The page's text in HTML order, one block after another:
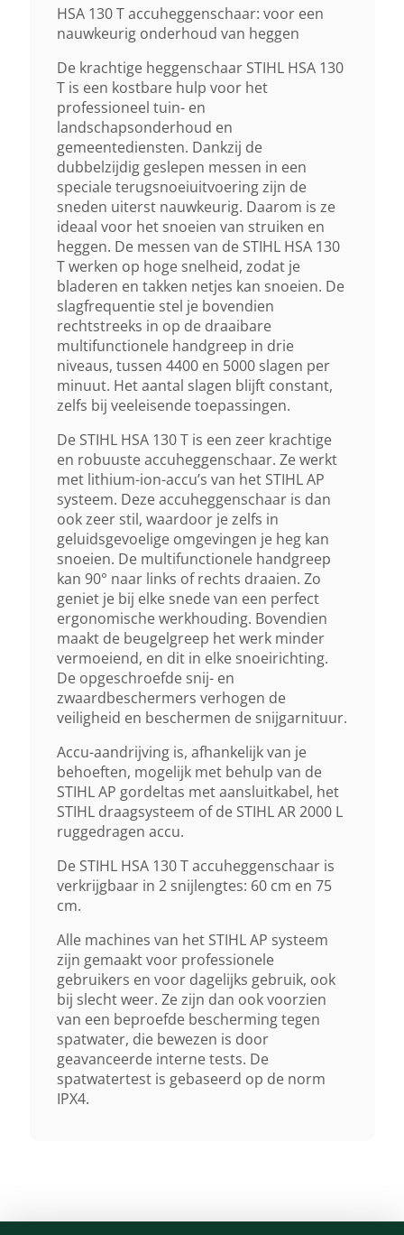
HSA 130 T accuheggenschaar: voor een
nauwkeurig onderhoud van heggen
De krachtige heggenschaar STIHL HSA 130
T is een kostbare hulp voor het
professioneel tuin- en
landschapsonderhoud en
gemeentediensten. Dankzij de
dubbelzijdig geslepen messen in een
speciale terugsnoeiuitvoering zijn de
sneden uiterst nauwkeurig. Daarom is ze
ideaal voor het snoeien van struiken en
heggen. De messen van de STIHL HSA 130
T werken op hoge snelheid, zodat je
bladeren en takken netjes kan snoeien. De
slagfrequentie stel je bovendien
rechtstreeks in op de draaibare
multifunctionele handgreep in drie
niveaus, tussen 4400 en 5000 slagen per
minuut. Het aantal slagen blijft constant,
zelfs bij veeleisende toepassingen.
De STIHL HSA 130 T is een zeer krachtige
en robuuste accuheggenschaar. Ze werkt
met lithium-ion-accu’s van het STIHL AP
systeem. Deze accuheggenschaar is dan
ook zeer stil, waardoor je zelfs in
geluidsgevoelige omgevingen je heg kan
snoeien. De multifunctionele handgreep
kan 90° naar links of rechts draaien. Zo
geniet je bij elke snede van een perfect
ergonomische werkhouding. Bovendien
maakt de beugelgreep het werk minder
vermoeiend, en dit in elke snoeirichting.
De opgeschroefde snij- en
zwaardbeschermers verhogen de
veiligheid en beschermen de snijgarnituur.
Accu-aandrijving is, afhankelijk van je
behoeften, mogelijk met behulp van de
STIHL AP gordeltas met aansluitkabel, het
STIHL draagsysteem of de STIHL AR 2000 L
ruggedragen accu.
De STIHL HSA 130 T accuheggenschaar is
verkrijgbaar in 2 snijlengtes: 60 cm en 75
cm.
Alle machines van het STIHL AP systeem
zijn gemaakt voor professionele
gebruikers en voor dagelijks gebruik, ook
bij slecht weer. Ze zijn dan ook voorzien
van een beproefde bescherming tegen
spatwater, die bewezen is door
geavanceerde interne tests. De
spatwatertest is gebaseerd op de norm
IPX4.
AP 300
Gewicht (droog)
42 Kg
Zaagbladlengte
75 Cm
Afstand Tussen De Tanden
30 Mm
Type Zaagblad
Dubbelzijdig
Geluidsverm. Niveau Lwa
88 DB(A)
Autonomie Met Ap 200
Tot 108 Min
Autonomie Met Ap 300
Tot 135 Min
Autonomie 1 Met Ap 300 S
Tot 167 Min
Autonomie Met Ap 500 S
Bijzonderheden
Exclusief Accu En Lader